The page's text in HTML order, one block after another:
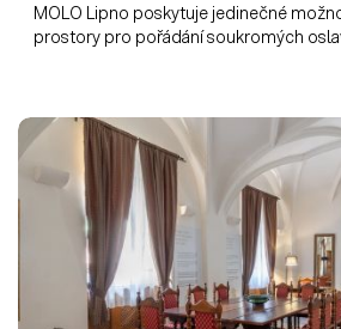
MOLO Lipno poskytuje jedinečné
prostory pro pořádání soukromých